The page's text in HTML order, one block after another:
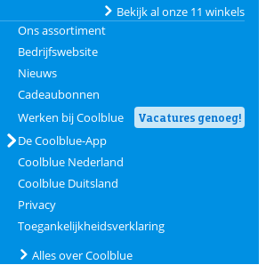
Bekijk al onze 11 winkels
Ons assortiment
Bedrijfswebsite
Nieuws
Cadeaubonnen
Werken bij Coolblue
Vacatures genoeg!
De Coolblue-App
Coolblue Nederland
Coolblue Duitsland
Privacy
Toegankelijkheidsverklaring
Alles over Coolblue